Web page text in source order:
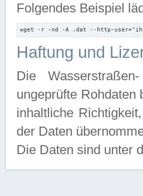
Folgendes Beispiel
wget -r -nd -A .dat --http-
Haftung und
Die
ungeprüfte Rohdaten
inhaltliche
der Daten
Die Daten sind unter